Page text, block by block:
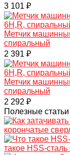
3 101 ₽
Метчик
спиральный
2 391 ₽
Метчик
спиральный
2 292 ₽
Полезные статьи
корончатые
такое HSS-